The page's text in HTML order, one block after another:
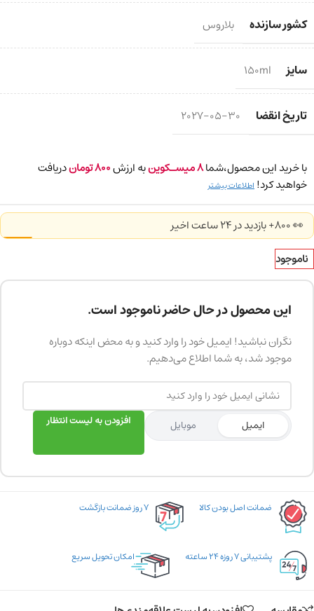
کشور سازنده بلاروس
سایز 150ml
تاریخ انقضا 2027-05-30
با خرید این محصول،شما8میسـکوینبه ارزش800توماندریافت
خواهید کرد! اطلاعات بیشتر
👀 800+ بازدید در ۲۴ ساعت اخیر
ناموجود
این محصول در حال حاضر ناموجود است.
نگران نباشید! ایمیل خود را وارد کنید و به محض اینکه دوباره
موجود شد، به شما اطلاع می‌دهیم.
ایمیل موبایل افزودن به لیست انتظار
ضمانت اصل بودن کالا ۷ روز ضمانت بازگشت
پشتیبانی ۷ روزه ۲۴ ساعته امکان تحویل سریع